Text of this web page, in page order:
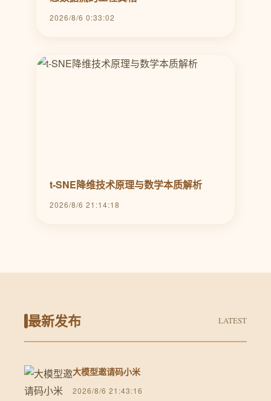
2026/8/6 0:33:02
t-SNE降维技术原理与数学本质解析
2026/8/6 21:14:18
最新发布 LATEST
大模型邀请码小米
2026/8/6 21:43:16